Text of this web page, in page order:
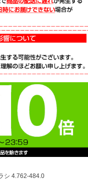
シ 4.762-484.0